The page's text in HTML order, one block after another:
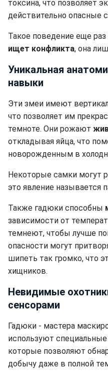
токсина, что позволяет
действительно опасные
Такое поведение еще
ищет конфликта, она
Уникальная
навыки
Эти змеи имеют
что позволяет им
темноте. Они рожают
откладывая яйца, что
новорожденным в
Некоторые самки могут
это явление называется
Также гадюки способны
зависимости от
темнеют, чтобы лучше
опасности могут
шипеть так громко, что
хищников.
Невидимые
сенсорами
Гадюки - мастера
используют
которые позволяют
добычу даже в полной